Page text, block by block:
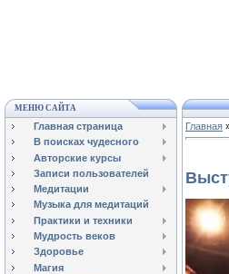
МЕНЮ САЙТА
Главная страница
В поисках чудесного
Авторские курсы
Записи пользователей
Медитации
Музыка для медитаций
Практики и техники
Мудрость веков
Здоровье
Магия
Главная